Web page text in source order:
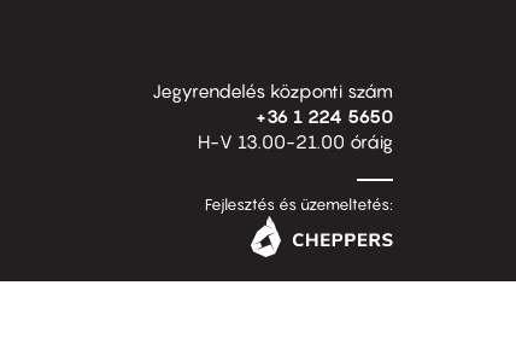
Jegyrendelés központi szám
+36 1 224 5650
H-V 13.00-21.00 óráig
Fejlesztés és üzemeltetés: